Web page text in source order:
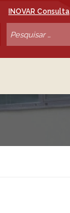
INOVAR Consulta